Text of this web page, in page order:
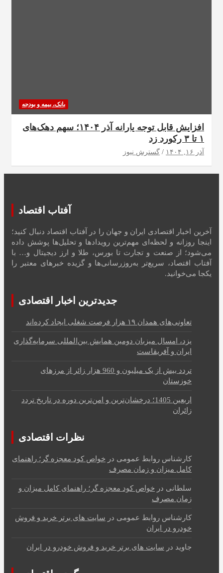
بانک، بیمه و بودجه
افزایش قابل توجه یارانه آذر ۱۴۰۴؛ سهم دهک‌های
۱ تا ۳ رکورد زد
آذر ۱۶, ۱۴۰۴ گسترش نیوز
آفتاب اقتصاد
آخرین اخبار اقتصادی ایران و جهان را در آفتاب اقتصاد دنبال کنید؛
اینجا روزانه و لحظه‌ای مهم‌ترین رویدادها و تحلیل‌ها پوشش داده
می‌شود؛ از صنعت و تجارت تا بورس، طلا و ارز دیجیتال و… با
آفتاب اقتصاد، سریع‌تر به‌روزرسانی‌ها و گزیده خبرهای معتبر را
یکجا می‌خوانید.
جدیدترین اخبار اقتصادی
تعاونی‌های همدان ۱۹ هزار فرصت شغلی ایجاد کرده‌اند
یزد، امسال میزبان دومین همایش بین‌المللی سرمایه‌گذاری
ایران و آفریقاست
تردد بیش از یک میلیون و 960 هزار زائر از مرزهای
خوزستان
اربعین 1405؛ درخشان‌ترین و امن‌ترین دوره در تاریخ تردد
زائران
نظرات اقتصادی
کارشناس روابط عمومی در خواص کود معجزه گر؛ راهنمای
کامل میزان و زمان مصرف
سلطانی در خواص کود معجزه گر؛ راهنمای کامل میزان و
زمان مصرف
کارشناس روابط عمومی در سایت های برتر خرید و فروش
خودرو در ایران
جاوید در سایت های برتر خرید و فروش خودرو در ایران